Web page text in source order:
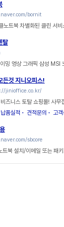
bornit
노트북 차별화된 클린 서
탈
밍 영상 그래픽 삼성 MSI
든것 지니오피스!
jinioffice.co.kr/
즈니스 토탈 쇼핑몰! 사
납품실적 견적문의 고객
sbcore
북 설치/이메일 또는 패키